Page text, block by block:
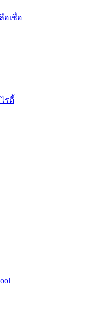
อเชื่อ
รตี้